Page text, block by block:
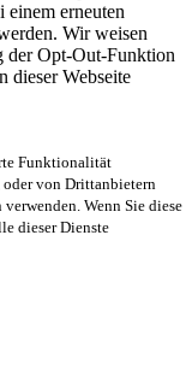
erneuten
Wir weisen
der Opt-Out-Funktion
dieser Webseite
Funktionalität
von Drittanbietern
Wenn Sie diese
dieser Dienste